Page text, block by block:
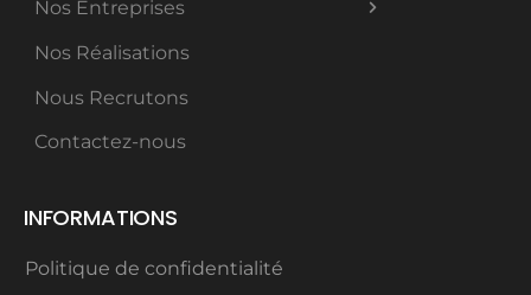
Nos Entreprises
Nos Réalisations
Nous Recrutons
Contactez-nous
INFORMATIONS
Politique de confidentialité